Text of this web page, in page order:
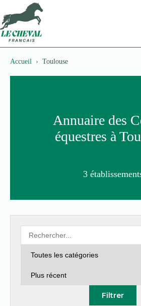
au
contenu
Accueil Toulouse
Annuaire des
équestres à
3
Filtrer